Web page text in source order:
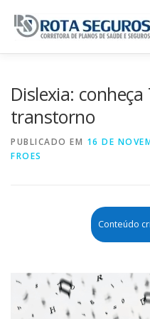
Dislexia:
transtorno
PUBLICADO EM 16 DE
FROES
Conteúdo